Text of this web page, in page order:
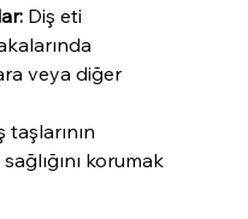
Diş eti
veya diğer
taşlarının
korumak